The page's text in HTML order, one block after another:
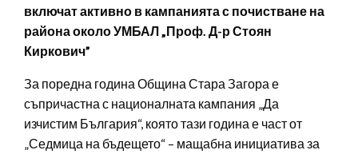
включат активно в кампанията с почистване на
района около УМБАЛ „Проф. Д-р Стоян
Киркович”
За поредна година Община Стара Загора е
съпричастна с националната кампания „Да
изчистим България“, която тази година е част от
„Седмица на бъдещето“ – мащабна инициатива за